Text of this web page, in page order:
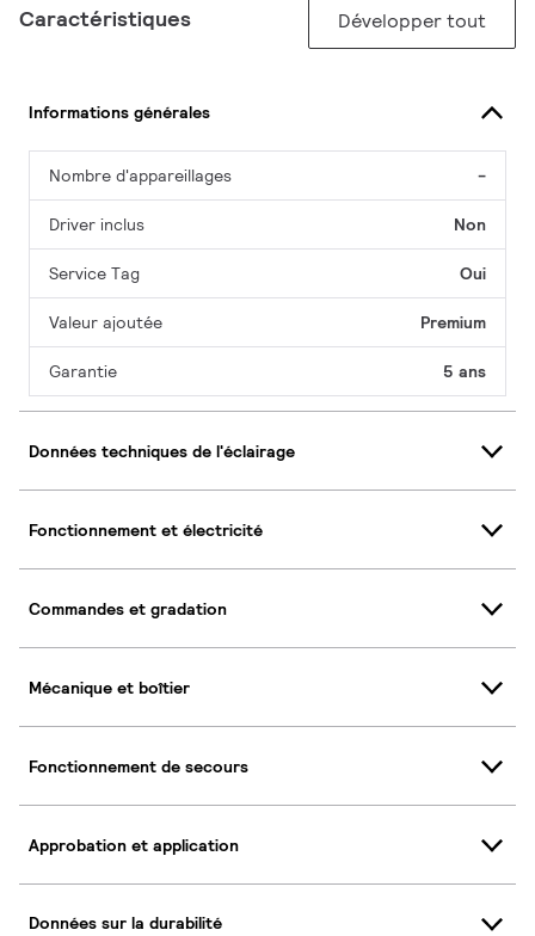
Caractéristiques Développer tout
Informations générales
Nombre d'appareillages -
Driver inclus Non
Service Tag Oui
Valeur ajoutée Premium
Garantie 5 ans
Données techniques de l'éclairage
Fonctionnement et électricité
Commandes et gradation
Mécanique et boîtier
Fonctionnement de secours
Approbation et application
Données sur la durabilité